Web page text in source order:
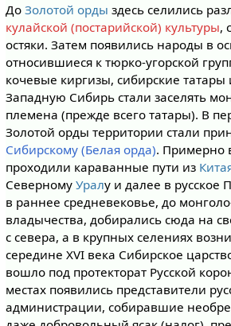
До Золотой орды здесь селились
кулайской (постарийской) культуры,
остяки. Затем появились народы в
относившиеся к тюрко-угорской
кочевые киргизы, сибирские татары
Западную Сибирь стали заселять
племена (прежде всего татары). В
Золотой орды территории стали
Сибирскому (Белая орда). Примерно
проходили караванные пути из
Северному Уралу и далее в русское
в раннее средневековье, до
владычества, добирались сюда на
с севера, а в крупных селениях
середине XVI века Сибирское
вошло под протекторат Русской
местах появились представители
администрации, собиравшие